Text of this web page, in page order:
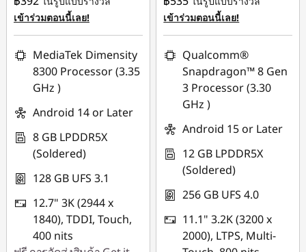
เข้าร่วมตอนนี้เลย!
MediaTek Dimensity
8300 Processor (3.35
GHz )
Android 14 or Later
8 GB LPDDR5X
(Soldered)
128 GB UFS 3.1
12.7" 3K (2944 x
1840), TDDI, Touch,
400 nits
เข้าร่วมตอนนี้เลย!
Qualcomm®
Snapdragon™ 8 Gen
3 Processor (3.30
GHz )
Android 15 or Later
12 GB LPDDR5X
(Soldered)
256 GB UFS 4.0
11.1" 3.2K (3200 x
2000), LTPS, Multi-